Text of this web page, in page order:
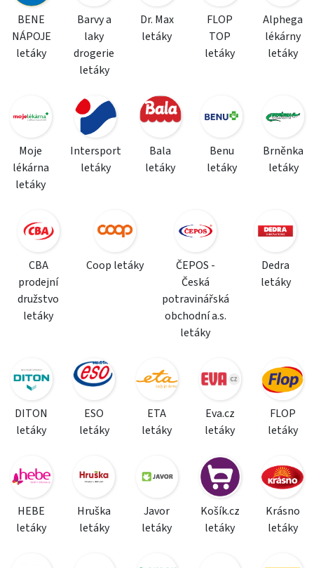
BENE
NÁPOJE
letáky
Barvy a
laky
drogerie
letáky
Dr. Max
letáky
FLOP
TOP
letáky
Alphega
lékárny
letáky
Moje
lékárna
letáky
Intersport
letáky
Bala
letáky
Benu
letáky
Brněnka
letáky
CBA
prodejní
družstvo
letáky
Coop letáky
ČEPOS -
Česká
potravinářská
obchodní a.s.
letáky
Dedra
letáky
DITON
letáky
ESO
letáky
ETA
letáky
Eva.cz
letáky
FLOP
letáky
HEBE
letáky
Hruška
letáky
Javor
letáky
Košík.cz
letáky
Krásno
letáky